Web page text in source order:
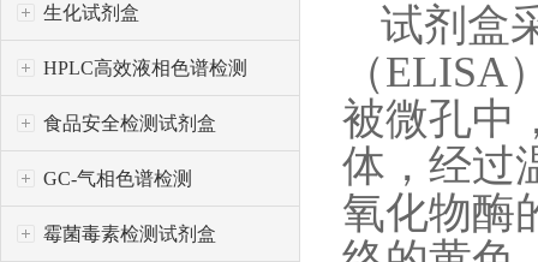
生化试剂盒
HPLC高效液相色谱检测
食品安全检测试剂盒
GC-气相色谱检测
霉菌毒素检测试剂盒
试剂盒
（ELISA
被微孔中
体，经过
氧化物酶